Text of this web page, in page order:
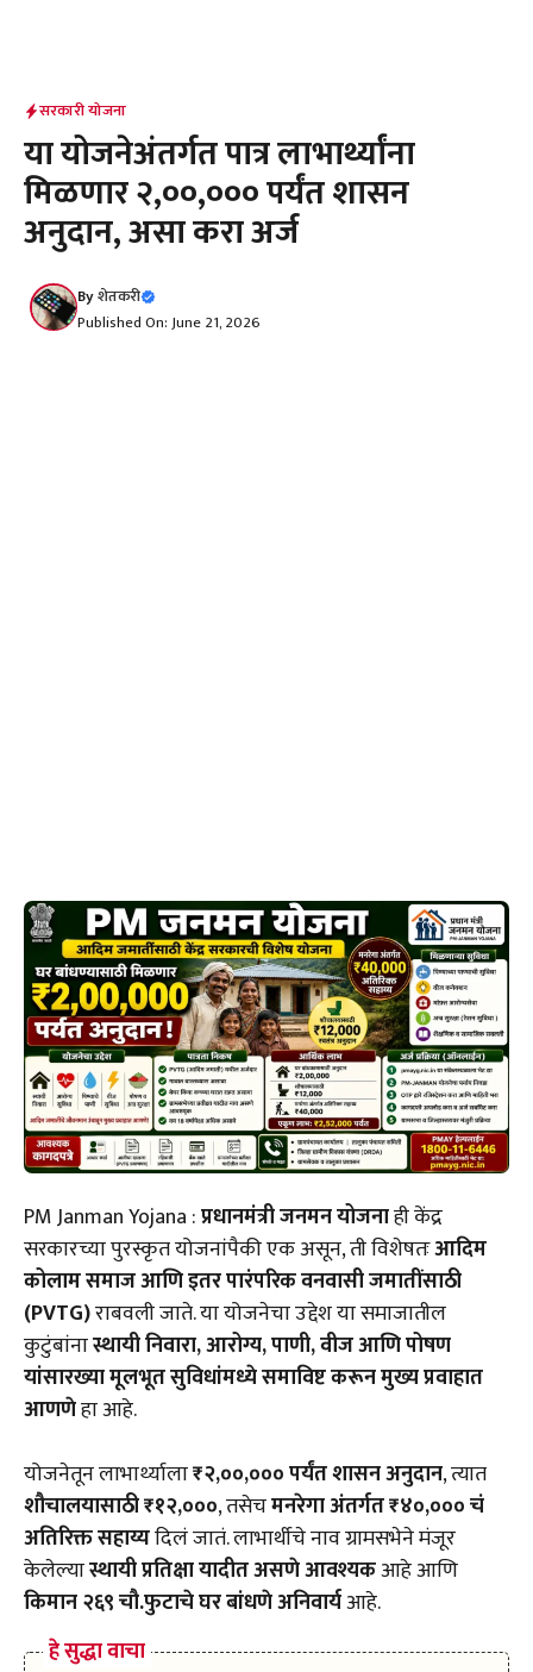
सरकारी योजना
या योजनेअंतर्गत पात्र लाभार्थ्यांना
मिळणार ₹२,००,००० पर्यंत शासन
अनुदान, असा करा अर्ज
Byशेतकरी
Published On: June 21, 2026
PM Janman Yojana :प्रधानमंत्री जनमन योजनाही केंद्र
सरकारच्या पुरस्कृत योजनांपैकी एक असून, ती विशेषतःआदिम
कोलाम समाज आणि इतर पारंपरिक वनवासी जमातींसाठी
(PVTG)राबवली जाते. या योजनेचा उद्देश या समाजातील
कुटुंबांनास्थायी निवारा, आरोग्य, पाणी, वीज आणि पोषण
यांसारख्या मूलभूत सुविधांमध्ये समाविष्ट करून मुख्य प्रवाहात
आणणेहा आहे.
योजनेतून लाभार्थ्याला₹२,००,००० पर्यंत शासन अनुदान, त्यात
शौचालयासाठी ₹१२,०००, तसेचमनरेगा अंतर्गत ₹४०,००० चं
अतिरिक्त सहाय्यदिलं जातं. लाभार्थीचे नाव ग्रामसभेने मंजूर
केलेल्यास्थायी प्रतिक्षा यादीत असणे आवश्यकआहे आणि
किमान २६९ चौ.फुटाचे घर बांधणे अनिवार्यआहे.
हे सुद्धा वाचा